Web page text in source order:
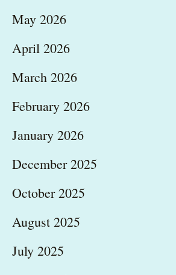
May 2026
April 2026
March 2026
February 2026
January 2026
December 2025
October 2025
August 2025
July 2025